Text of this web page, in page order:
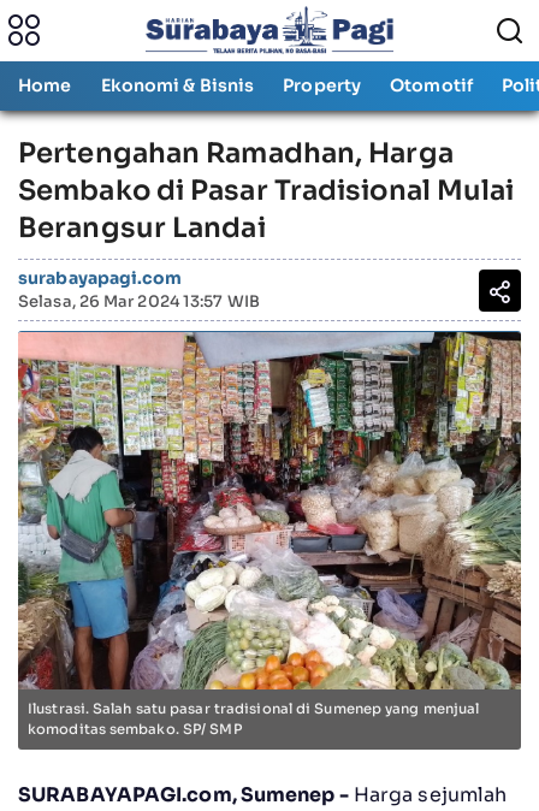
Home Ekonomi & Bisnis Property Otomotif
Pertengahan Ramadhan, Harga
Sembako di Pasar Tradisional Mulai
Berangsur Landai
surabayapagi.com
Selasa, 26 Mar 2024 13:57 WIB
Ilustrasi. Salah satu pasar tradisional di Sumenep yang menjual
komoditas sembako. SP/ SMP
SURABAYAPAGI.com, Sumenep -Harga sejumlah